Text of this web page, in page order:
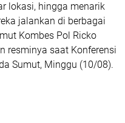
lokasi, hingga menarik
jalankan di berbagai
Kombes Pol Ricko
resminya saat Konferensi
Sumut, Minggu (10/08).